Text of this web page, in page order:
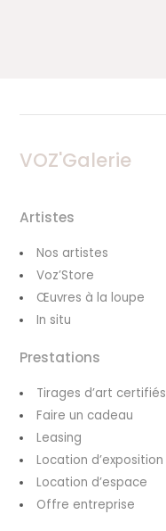
VOZ'Galerie
Artistes
Nos artistes
Voz’Store
Œuvres à la loupe
In situ
Prestations
Tirages d’art certifiés
Faire un cadeau
Leasing
Location d’exposition
Location d’espace
Offre entreprise